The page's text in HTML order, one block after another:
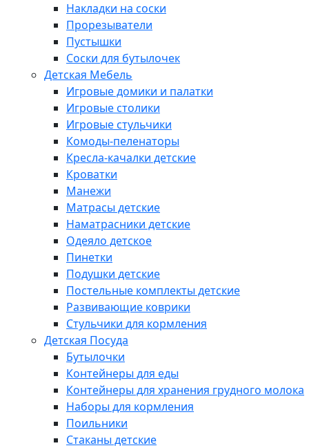
Накладки на соски
Прорезыватели
Пустышки
Соски для бутылочек
Детская Мебель
Игровые домики и палатки
Игровые столики
Игровые стульчики
Комоды-пеленаторы
Кресла-качалки детские
Кроватки
Манежи
Матрасы детские
Наматрасники детские
Одеяло детское
Пинетки
Подушки детские
Постельные комплекты детские
Развивающие коврики
Стульчики для кормления
Детская Посуда
Бутылочки
Контейнеры для еды
Контейнеры для хранения грудного молока
Наборы для кормления
Поильники
Стаканы детские